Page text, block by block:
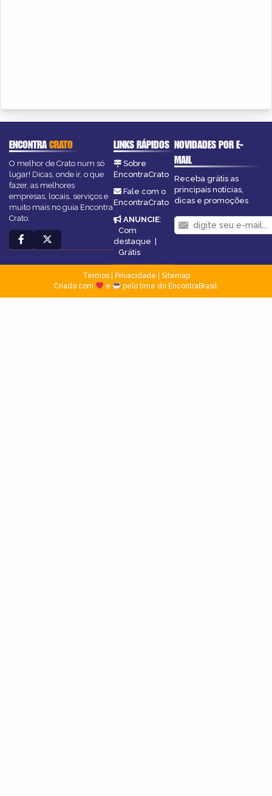
ENCONTRACRATO
O melhor de Crato num só
lugar! Dicas, onde ir, o que
fazer, as melhores
empresas, locais, serviços e
muito mais no guia Encontra
Crato.
LINKS RÁPIDOS
Sobre
EncontraCrato
Fale com o
EncontraCrato
ANUNCIE:
Com
destaque |
Grátis
NOVIDADES POR E-
MAIL
Receba grátis as
principais notícias,
dicas e promoções
Termos| Privacidade
Sitemap
Criado com
e pelo time do EncontraBrasil